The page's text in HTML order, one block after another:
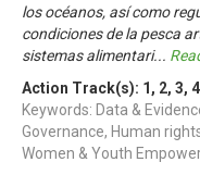
los océanos, así como
condiciones de la pesca
sistemas alimentari...
Action Track(s): 1 , 2, 3, 4
Keywords: Data &
Governance, Human
Women & Youth